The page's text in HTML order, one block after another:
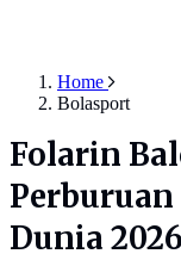
Home
Bolasport
Folarin
Perburuan
Dunia